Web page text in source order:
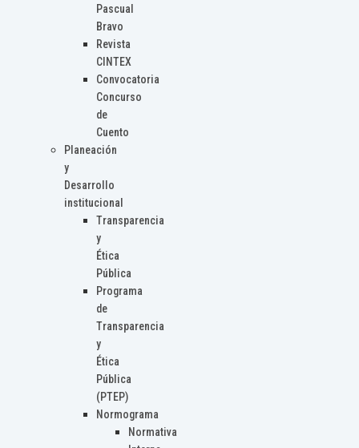
Pascual
Bravo
Revista
CINTEX
Convocatoria
Concurso
de
Cuento
Planeación
y
Desarrollo
institucional
Transparencia
y
Ética
Pública
Programa
de
Transparencia
y
Ética
Pública
(PTEP)
Normograma
Normativa